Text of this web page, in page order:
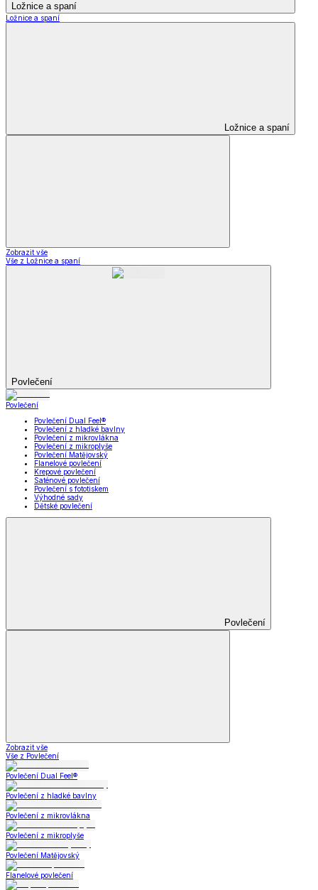
Ložnice a spaní
Ložnice a spaní
Ložnice a spaní
Zobrazit vše
Vše z Ložnice a spaní
Povlečení
Povlečení
Povlečení Dual Feel®
Povlečení z hladké bavlny
Povlečení z mikrovlákna
Povlečení z mikroplyše
Povlečení Matějovský
Flanelové povlečení
Krepové povlečení
Saténové povlečení
Povlečení s fototiskem
Výhodné sady
Dětské povlečení
Povlečení
Zobrazit vše
Vše z Povlečení
Povlečení Dual Feel®
Povlečení z hladké bavlny
Povlečení z mikrovlákna
Povlečení z mikroplyše
Povlečení Matějovský
Flanelové povlečení